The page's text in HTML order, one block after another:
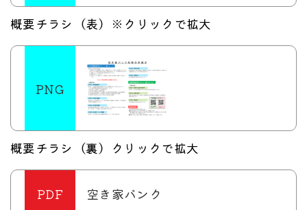
概要チラシ（表）※クリックで拡大
概要チラシ（裏）クリックで拡大
空き家バンク